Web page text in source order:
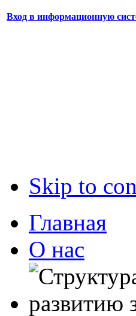
Вход в информационную
Skip to
Главная
О нас